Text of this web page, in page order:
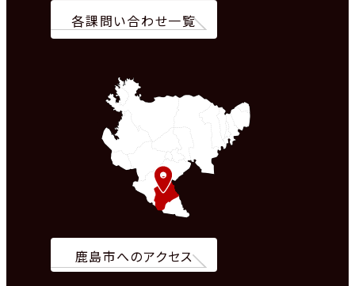
各課問い合わせ一覧
鹿島市へのアクセス